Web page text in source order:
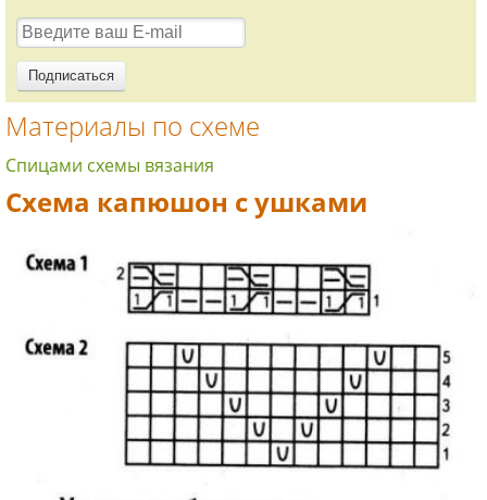
Материалы по схеме
Спицами схемы вязания
Схема капюшон с ушками